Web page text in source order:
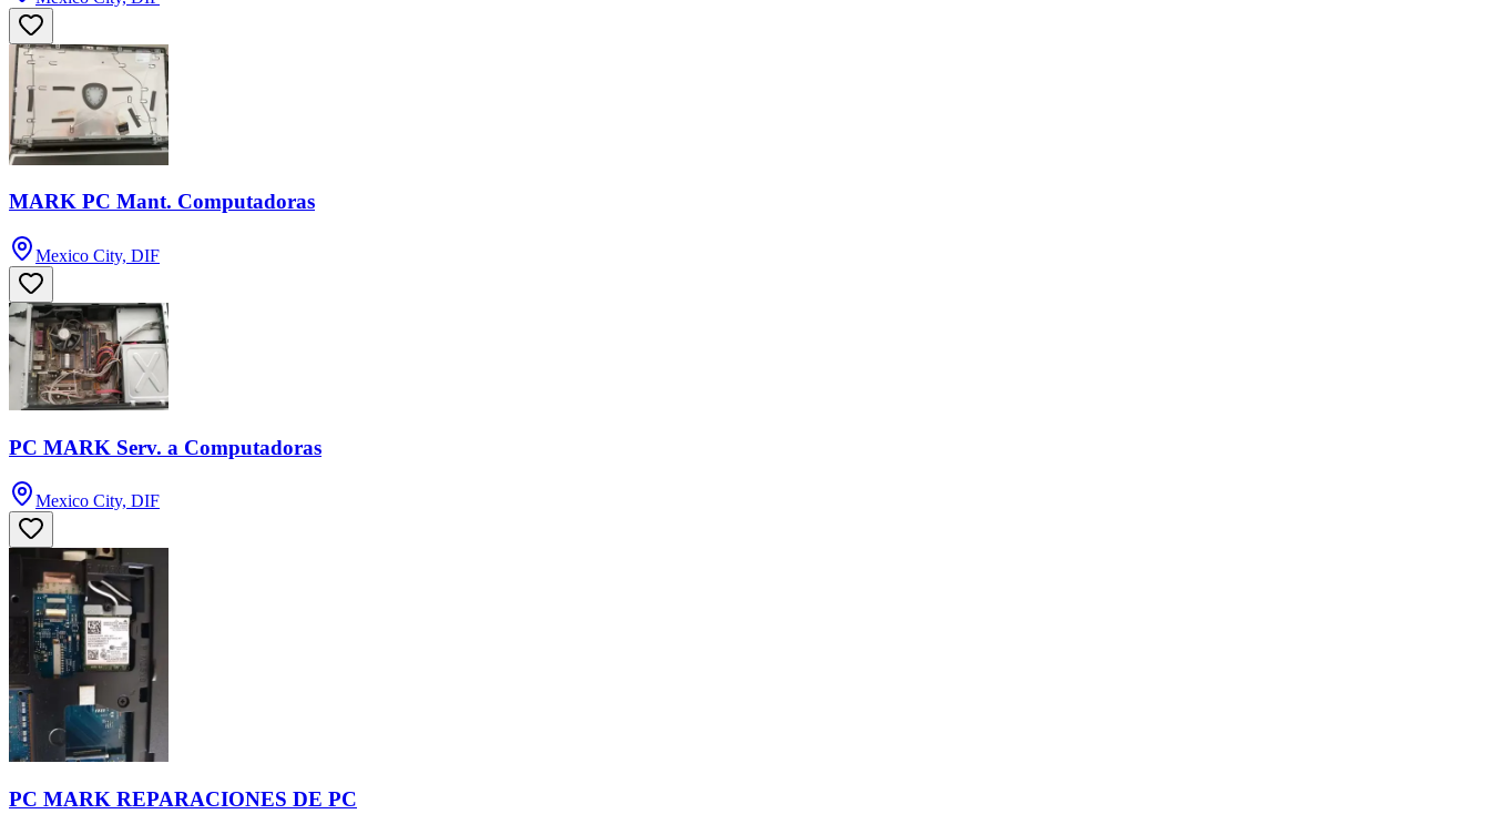
MARK PC Mant. Computadoras
Mexico City, DIF
PC MARK Serv. a Computadoras
Mexico City, DIF
PC MARK REPARACIONES DE PC